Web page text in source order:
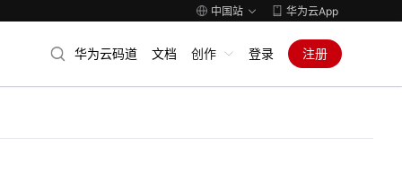
中国站 华为云App
华为云码道 文档 创作 登录 注册